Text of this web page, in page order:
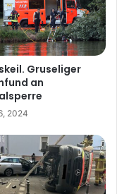
Gruseliger
an
2024